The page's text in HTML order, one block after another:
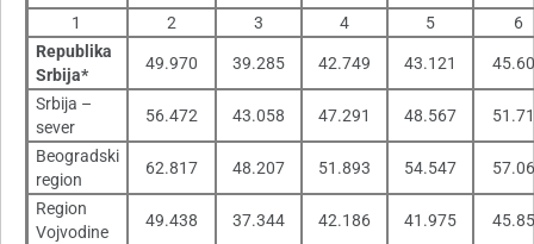
1 2 3 4 5
6
Republika
Srbija*
49.970 39.285 42.749 43.121
Srbija –
sever
56.472 43.058 47.291 48.567
Beogradski
region
62.817 48.207 51.893 54.547
Region
Vojvodine
49.438 37.344 42.186 41.975